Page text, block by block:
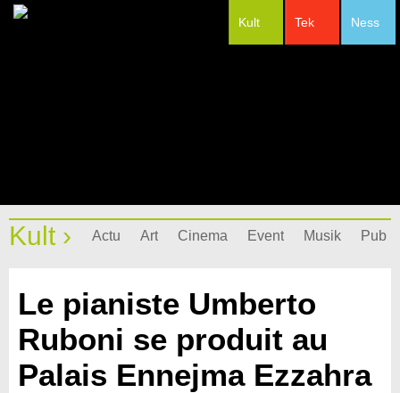
Ness
Tek
Kult
Kult › Actu Art Cinema Event Musik Pub
Le pianiste Umberto
Ruboni se produit au
Palais Ennejma Ezzahra